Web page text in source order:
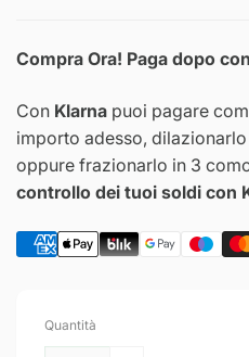
Compra Ora! Paga dopo
Con Klarna puoi pagare
importo adesso,
oppure frazionarlo in 3
controllo dei tuoi soldi con
Quantità